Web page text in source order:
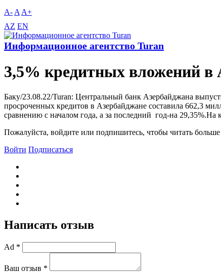
A- A A+
AZ EN
Информационное агентство Turan
3,5% кредитных вложений
Баку/23.08.22/Turan: Центральный банк Азербайджана
просроченных кредитов в Азербайджане составила 662,3
сравнению с началом года, а за последний год-на
Пожалуйста, войдите или подпишитесь, чтобы читать больше
Войти Подписаться
Написать отзыв
Ad *
Ваш отзыв *